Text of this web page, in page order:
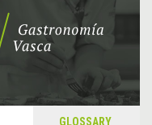
GLOSSARY